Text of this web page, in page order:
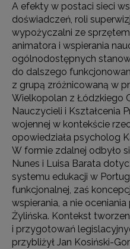
A efekty w postaci sieci
doświadczeń, roli
wypożyczalni ze
animatora i wspierania
ogólnodostępnych
do dalszego
z grupą zróżnicowaną w
Wielkopolan z Łódzkiego
Nauczycieli i Kształcenia
wojennej w kontekście
opowiedziała psycholog
W formie zdalnej odbyło
Nunes i Luisa Barata
systemu edukacji w
funkcjonalnej, zaś
wspierania, a nie
Żylińska. Kontekst
i przygotowań
przybliżył Jan Kosiński-